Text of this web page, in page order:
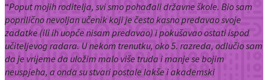
“Poput mojih roditelja, svi smo pohađali državne škole. Bio sam
poprilično nevoljan učenik koji je često kasno predavao svoje
zadatke (ili ih uopće nisam predavao) i pokušavao ostati ispod
učiteljevog radara. U nekom trenutku, oko 5. razreda, odlučio sam
da je vrijeme da uložim malo više truda i manje se bojim
neuspjeha, a onda su stvari postale lakše i akademski